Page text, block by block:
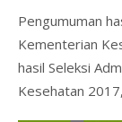
Pengumuman
Kementerian
hasil Seleksi
Kesehatan